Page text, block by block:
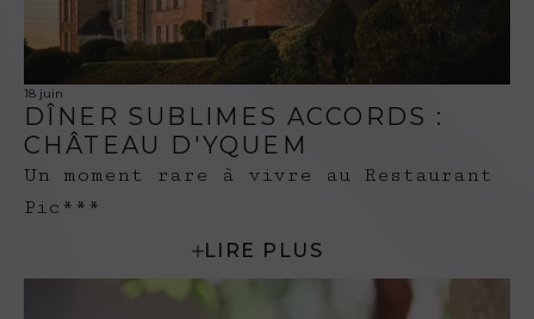
18 juin
DÎNER SUBLIMES ACCORDS :
CHÂTEAU D'YQUEM
Un moment rare à vivre au Restaurant
Pic***
LIRE PLUS